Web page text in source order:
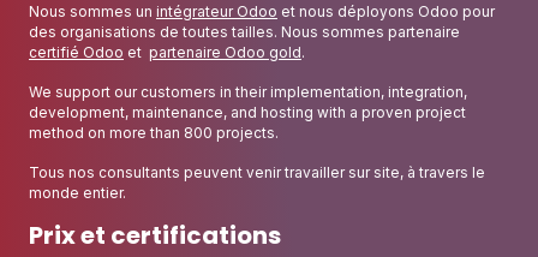
Nous sommes un intégrateur Odoo et nous déployons Odoo pour
des organisations de toutes tailles. Nous sommes partenaire
certifié Odoo et partenaire Odoo gold.
We support our customers in their implementation, integration,
development, maintenance, and hosting with a proven project
method on more than 800 projects.
Tous nos consultants peuvent venir travailler sur site, à travers le
monde entier.
Prix et certifications